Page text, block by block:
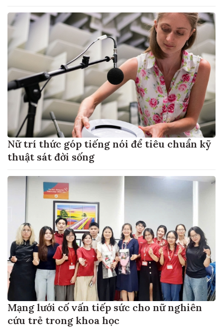
Nữ trí thức góp tiếng nói để tiêu chuẩn kỹ
thuật sát đời sống
Mạng lưới cố vấn tiếp sức cho nữ nghiên
cứu trẻ trong khoa học